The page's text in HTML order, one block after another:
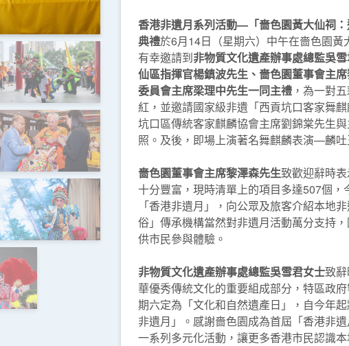
香港非遺月系列活動—「嗇色園黃大仙祠
典禮於6月14日（星期六）中午在嗇色園黃
有幸邀請到非物質文化遺產辦事處總監吳
仙區指揮官楊鎮波先生、嗇色園董事會主
委員會主席梁理中先生一同主禮 ，為一對
紅，並邀請國家級非遺「西貢坑口客家舞
坑口區傳統客家麒麟協會主席劉錦棠先生
照。及後，即場上演著名舞麒麟表演—麟吐
嗇色園董事會主席黎澤森先生致歡迎辭時
十分豐富，現時清單上的項目多達507個，
「香港非遺月」，向公眾及旅客介紹本地
俗」傳承機構當然對非遺月活動萬分支持
供市民參與體驗。
非物質文化遺產辦事處總監吳雪君女士致
華優秀傳統文化的重要組成部分，特區政
期六定為「文化和自然遺產日」，自今年
非遺月」。感謝嗇色園成為首屆「香港非
一系列多元化活動，讓更多香港市民認識本